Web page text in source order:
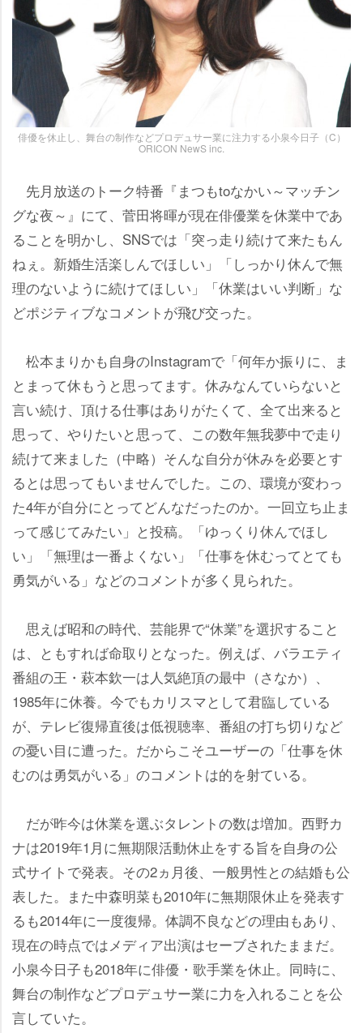
俳優を休止し、舞台の制作などプロデュサー業に注力する小泉今日子（C）
ORICON NewS inc.
先月放送のトーク特番『まつもtoなかい～マッチン
グな夜～』にて、菅田将暉が現在俳優業を休業中であ
ることを明かし、SNSでは「突っ走り続けて来たもん
ねぇ。新婚生活楽しんでほしい」「しっかり休んで無
理のないように続けてほしい」「休業はいい判断」な
どポジティブなコメントが飛び交った。
松本まりかも自身のInstagramで「何年か振りに、ま
とまって休もうと思ってます。休みなんていらないと
言い続け、頂ける仕事はありがたくて、全て出来ると
思って、やりたいと思って、この数年無我夢中で走り
続けて来ました（中略）そんな自分が休みを必要とす
るとは思ってもいませんでした。この、環境が変わっ
た4年が自分にとってどんなだったのか。一回立ち止ま
って感じてみたい」と投稿。「ゆっくり休んでほし
い」「無理は一番よくない」「仕事を休むってとても
勇気がいる」などのコメントが多く見られた。
思えば昭和の時代、芸能界で“休業”を選択すること
は、ともすれば命取りとなった。例えば、バラエティ
番組の王・萩本欽一は人気絶頂の最中（さなか）、
1985年に休養。今でもカリスマとして君臨している
が、テレビ復帰直後は低視聴率、番組の打ち切りなど
の憂い目に遭った。だからこそユーザーの「仕事を休
むのは勇気がいる」のコメントは的を射ている。
だが昨今は休業を選ぶタレントの数は増加。西野カ
ナは2019年1月に無期限活動休止をする旨を自身の公
式サイトで発表。その2ヵ月後、一般男性との結婚も公
表した。また中森明菜も2010年に無期限休止を発表す
るも2014年に一度復帰。体調不良などの理由もあり、
現在の時点ではメディア出演はセーブされたままだ。
小泉今日子も2018年に俳優・歌手業を休止。同時に、
舞台の制作などプロデュサー業に力を入れることを公
言していた。